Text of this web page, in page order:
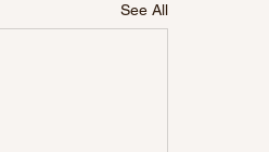
See All